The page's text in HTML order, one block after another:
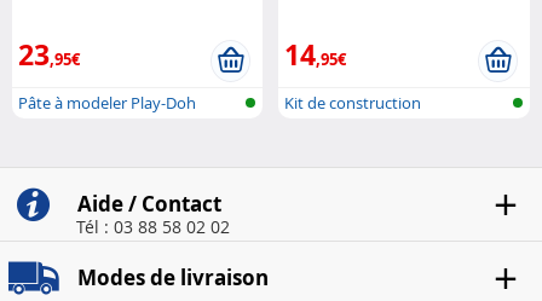
23,95€
Pâte à modeler Play-Doh
14,95€
Kit de construction
Aide / Contact
Tél : 03 88 58 02 02
Modes de livraison